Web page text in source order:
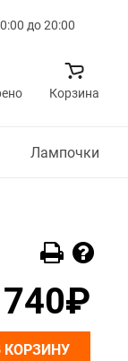
до 20:00
Корзина
Лампочки
740₽
КОРЗИНУ